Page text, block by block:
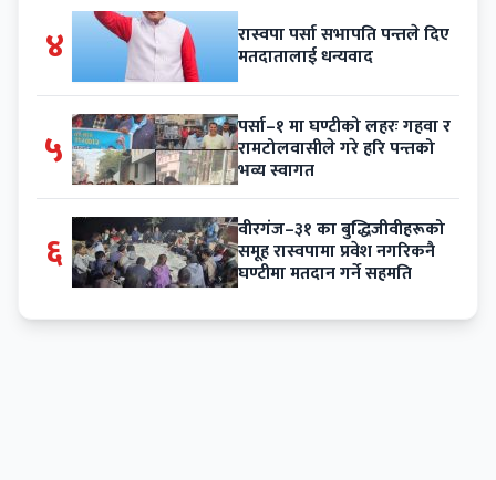
४ रास्वपा पर्सा सभापति पन्तले दिए
मतदातालाई धन्यवाद
५ पर्सा–१ मा घण्टीको लहरः गहवा र
रामटोलवासीले गरे हरि पन्तको
भव्य स्वागत
६ वीरगंज–३१ का बुद्धिजीवीहरूको
समूह रास्वपामा प्रवेश नगरिकनै
घण्टीमा मतदान गर्ने सहमति